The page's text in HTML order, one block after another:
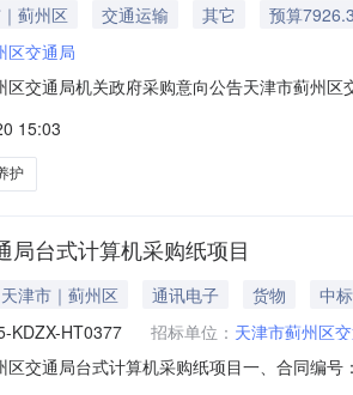
蓟州区 交通运输 其它
预算
区交通局
区交通局机关政府采购意向公告天津市蓟州
1天津市蓟州区交通局2026年蓟州区普通国
7,92
15:03
护
局台式计算机采购纸项目
天津市｜蓟州区 通讯电子 货物
中
KDZX-HT0377 招标单位： 天津市蓟州区
区交通局台式计算机采购纸项目一、合同编